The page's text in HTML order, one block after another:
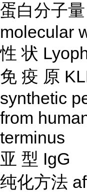
蛋白分子量
molecular
性 状
免 疫 原
synthetic
from
terminus
亚 型 IgG
纯化方法